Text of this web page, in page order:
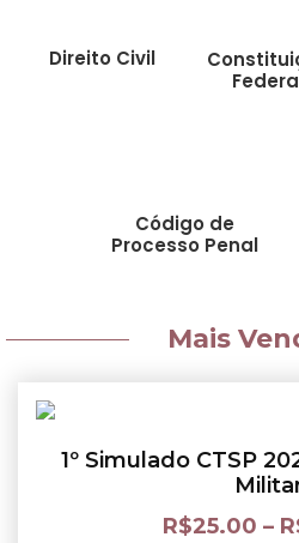
Direito Civil
Código de
Processo Penal
Mais
1º Simulado CTSP
R$25.00 –